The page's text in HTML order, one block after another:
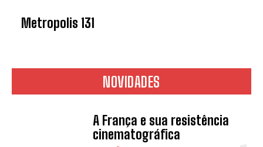
Metropolis 131
NOVIDADES
A França e sua resistência
cinematográfica